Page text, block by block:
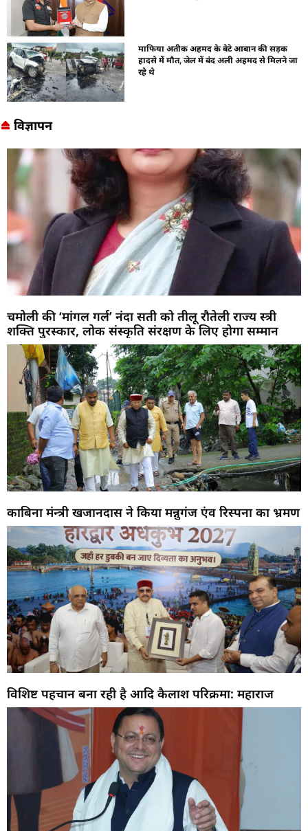
माफिया अतीक अहमद के बेटे आबान की सड़क
हादसे में मौत, जेल में बंद अली अहमद से मिलने जा
रहे थे
विज्ञापन
चमोली की ‘मांगल गर्ल’ नंदा सती को तीलू रौतेली राज्य स्त्री
शक्ति पुरस्कार, लोक संस्कृति संरक्षण के लिए होगा सम्मान
काबिना मंन्त्री खजानदास ने किया मन्नुगंज एंव रिस्पना का भ्रमण
विशिष्ट पहचान बना रही है आदि कैलाश परिक्रमा: महाराज